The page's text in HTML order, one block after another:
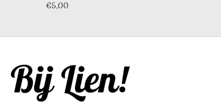
€5,00